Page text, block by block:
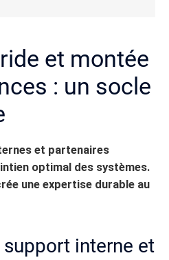
et montée
: un socle
et partenaires
optimal des systèmes.
une expertise durable au
interne et